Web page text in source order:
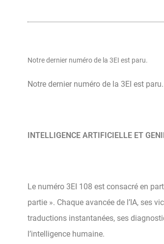
Notre dernier numéro de la 3EI est paru.
Notre dernier numéro de la 3EI est paru.
INTELLIGENCE ARTIFICIELLE ET
Le numéro 3EI 108 est consacré en
partie ». Chaque avancée de l’IA, ses
traductions instantanées, ses
l’intelligence humaine.